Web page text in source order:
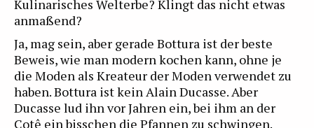
Kulinarisches Welterbe? Klingt das nicht etwas
anmaßend?
Ja, mag sein, aber gerade Bottura ist der beste
Beweis, wie man modern kochen kann, ohne je
die Moden als Kreateur der Moden verwendet zu
haben. Bottura ist kein Alain Ducasse. Aber
Ducasse lud ihn vor Jahren ein, bei ihm an der
Cotê ein bisschen die Pfannen zu schwingen.